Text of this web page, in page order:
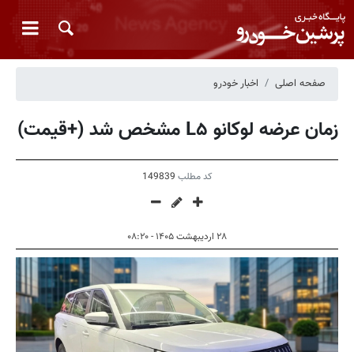
صفحه اصلی اخبار خودرو
زمان عرضه لوکانو L۵ مشخص شد (+قیمت)
کد مطلب 149839
۲۸ اردیبهشت ۱۴۰۵ - ۰۸:۲۰